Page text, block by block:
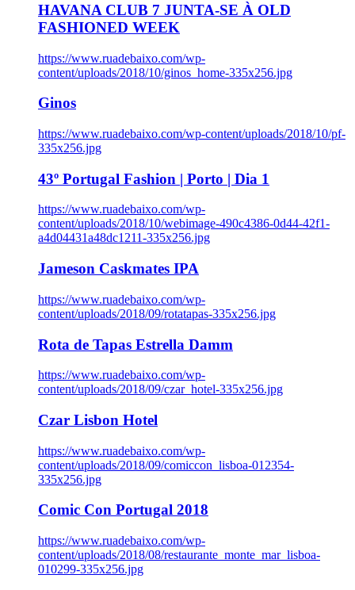
HAVANA CLUB 7 JUNTA-SE À OLD
FASHIONED WEEK
https://www.ruadebaixo.com/wp-
content/uploads/2018/10/ginos_home-335x256.jpg
Ginos
https://www.ruadebaixo.com/wp-content/uploads/2018/10/pf-
335x256.jpg
43º Portugal Fashion | Porto | Dia 1
https://www.ruadebaixo.com/wp-
content/uploads/2018/10/webimage-490c4386-0d44-42f1-
a4d04431a48dc1211-335x256.jpg
Jameson Caskmates IPA
https://www.ruadebaixo.com/wp-
content/uploads/2018/09/rotatapas-335x256.jpg
Rota de Tapas Estrella Damm
https://www.ruadebaixo.com/wp-
content/uploads/2018/09/czar_hotel-335x256.jpg
Czar Lisbon Hotel
https://www.ruadebaixo.com/wp-
content/uploads/2018/09/comiccon_lisboa-012354-
335x256.jpg
Comic Con Portugal 2018
https://www.ruadebaixo.com/wp-
content/uploads/2018/08/restaurante_monte_mar_lisboa-
010299-335x256.jpg